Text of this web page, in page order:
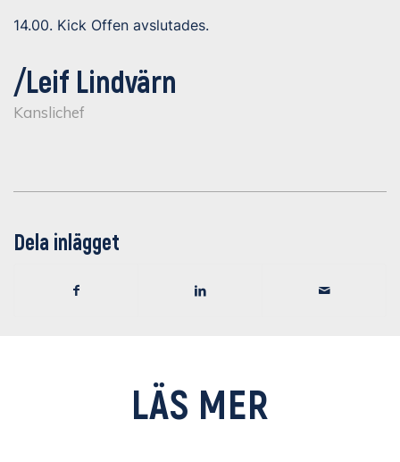
14.00. Kick Offen avslutades.
/Leif Lindvärn
Kanslichef
Dela inlägget
LÄS MER